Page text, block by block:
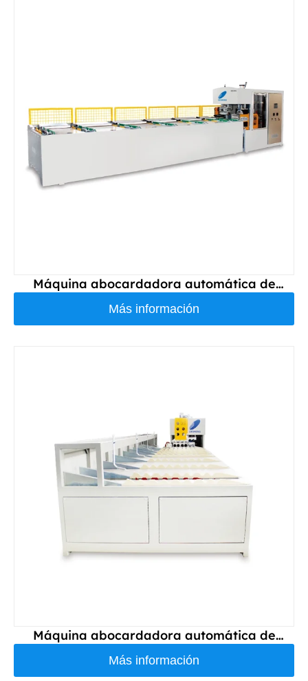
Máquina abocardadora automática de
doble tubo DS63S-NI
Más información
Máquina abocardadora automática de
doble tubo DS75S
Más información